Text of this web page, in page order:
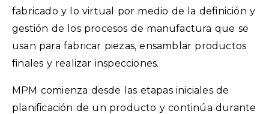
fabricado y lo virtual por medio de la definición y
gestión de los procesos de manufactura que se
usan para fabricar piezas, ensamblar productos
finales y realizar inspecciones.
MPM comienza desde las etapas iniciales de
planificación de un producto y continúa durante